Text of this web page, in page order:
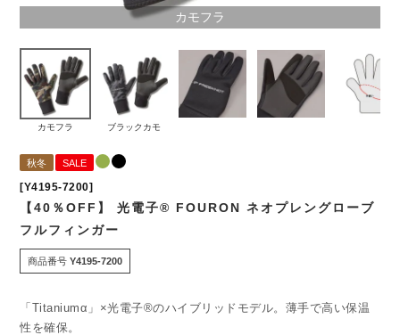
カモフラ
カモフラ ブラックカモ
秋冬 SALE
[Y4195-7200]
【40％OFF】 光電子® FOURON ネオプレングローブ
フルフィンガー
商品番号 Y4195-7200
「Titaniumα」×光電子®のハイブリッドモデル。薄手で高い保温
性を確保。